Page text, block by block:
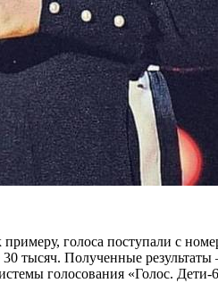
голоса поступали с
тысяч. Полученные
голосования «Голос. Дети-